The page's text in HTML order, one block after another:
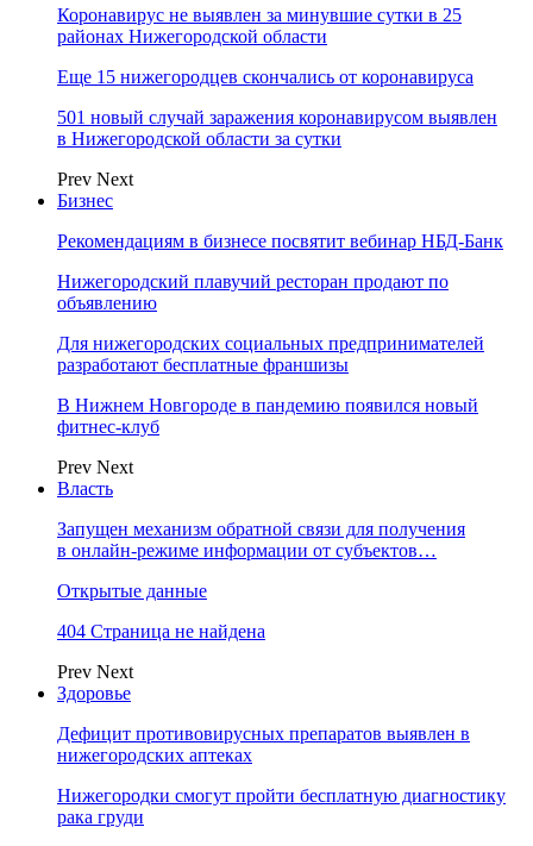
Коронавирус не выявлен за минувшие сутки в 25
районах Нижегородской области
Еще 15 нижегородцев скончались от коронавируса
501 новый случай заражения коронавирусом выявлен
в Нижегородской области за сутки
Prev Next
Бизнес
Рекомендациям в бизнесе посвятит вебинар НБД-Банк
Нижегородский плавучий ресторан продают по
объявлению
Для нижегородских социальных предпринимателей
разработают бесплатные франшизы
В Нижнем Новгороде в пандемию появился новый
фитнес-клуб
Prev Next
Власть
Запущен механизм обратной связи для получения
в онлайн-режиме информации от субъектов…
Открытые данные
404 Страница не найдена
Prev Next
Здоровье
Дефицит противовирусных препаратов выявлен в
нижегородских аптеках
Нижегородки смогут пройти бесплатную диагностику
рака груди